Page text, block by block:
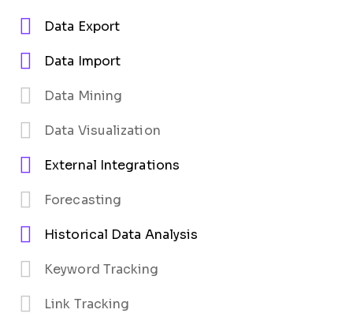
Data Export
Data Import
Data Mining
Data Visualization
External Integrations
Forecasting
Historical Data Analysis
Keyword Tracking
Link Tracking